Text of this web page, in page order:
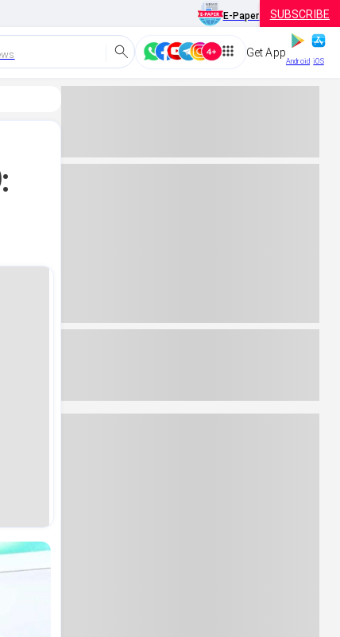
E-Paper SUBSCRIBE
Get App
Android iOS